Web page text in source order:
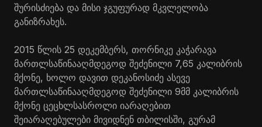
შურისძიება და მისი ჯგუფურად მკვლელობა
განიზრახეს.
2015 წლის 25 დეკემბერს, თორნიკე კაჭარავა
მართლსაწინააღმდეგოდ შეძენილი 7,65 კალიბრის
მქონე, ხოლო დავით დეკანოსიძე ასევე
მართლსაწინააღმდეგოდ შეძენილი 9მმ კალიბრის
მქონე ცეცხლსასროლი იარაღებით
შეიარაღებულები მივიდნენ თბილისში, გურამ